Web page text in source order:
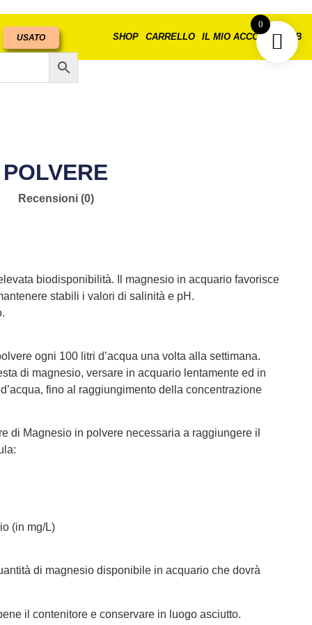
USATO SHOP CARRELLO IL MIO ACCOUNT B2B
Recensioni (0)
biodisponibilità. Il magnesio in acquario favorisce
stabili i valori di salinità e pH.
ogni 100 litri d’acqua una volta alla settimana.
di magnesio, versare in acquario lentamente ed in
fino al raggiungimento della concentrazione
di Magnesio in polvere necessaria a raggiungere il
(in mg/L)
di magnesio disponibile in acquario che dovrà
il contenitore e conservare in luogo asciutto.
0